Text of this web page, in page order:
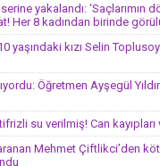
yakalandı: ‘Saçlarımın
Her 8 kadından birinde
yaşındaki kızı Selin
Öğretmen Ayşegül
su verilmiş! Can kayıpları
Mehmet Çiftlikci’den